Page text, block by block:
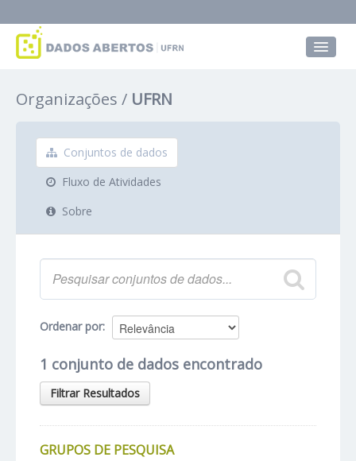
Grupos
Sobre
Organizações UFRN
Conjuntos de dados
Fluxo de Atividades
Sobre
Ordenar por
1 conjunto de dados encontrado
Filtrar Resultados
GRUPOS DE PESQUISA